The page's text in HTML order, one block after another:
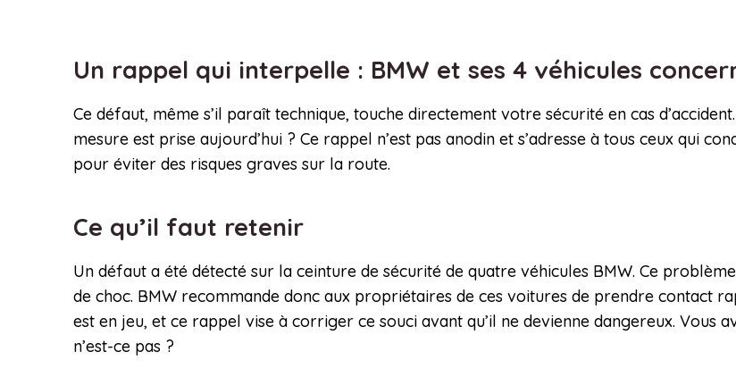
Un rappel qui interpelle : BMW et ses 4 véhicules
Ce défaut, même s’il paraît technique, touche directement votre sécurité en cas
mesure est prise aujourd’hui ? Ce rappel n’est pas anodin et s’adresse à tous ceux qui
pour éviter des risques graves sur la route.
Ce qu’il faut retenir
Un défaut a été détecté sur la ceinture de sécurité de quatre véhicules BMW. Ce
de choc. BMW recommande donc aux propriétaires de ces voitures de prendre contact
est en jeu, et ce rappel vise à corriger ce souci avant qu’il ne devienne dangereux. Vous
n’est-ce pas ?